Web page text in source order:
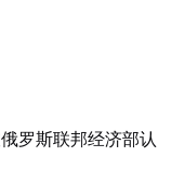
罗斯联邦经济部认